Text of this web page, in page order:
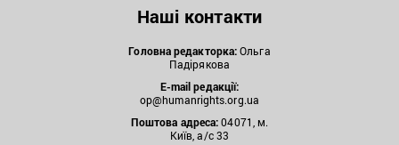
Наші контакти
Головна редакторка:Ольга
Падірякова
E-mail редакції:
op@humanrights.org.ua
Поштова адреса:04071, м.
Київ, а/с 33